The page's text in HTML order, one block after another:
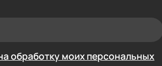
обработку моих персональных